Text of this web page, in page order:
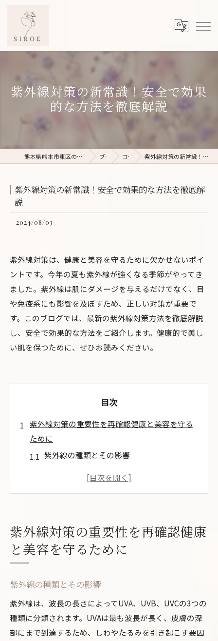
紫外線対策の新常識！安全で効果
的な方法を徹底解説
熊本県熊本市東区のフェイシャルエステならSIROE ブログ コラム 紫外線対策の新常識！安全で効果的な方法を徹底解説
紫外線対策の新常識！安全で効果的な方法を徹底解
説
2024/08/03
紫外線対策は、健康と美容を守るために欠かせないポイ
ントです。今年の夏も紫外線が強くなる季節がやってき
ました。紫外線は肌にダメージを与えるだけでなく、目
や免疫系にも影響を及ぼすため、正しい対策が重要で
す。このブログでは、最新の紫外線対策方法を徹底解説
し、安全で効果的な方法をご紹介します。健康的で美し
い肌を保つために、ぜひお読みください。
目次
紫外線対策の重要性を再確認健康と美容を守る
ために
紫外線の種類とその影響
肌と目に対する紫外線のダメージ
紫外線対策を怠るとどうなる？
日焼け止めの選び方と正しい塗り方で紫外線を
SPFとPAの違いを理解しよう
日焼け止めの種類と特性
日焼け止めの効果的な塗り方
日焼け止めの塗り直しのタイミング
紫外線対策の重要性を再確認健康
と美容を守るために
紫外線の種類とその影響
紫外線は、波長の長さによってUVA、UVB、UVCの3つの
種類に分類されます。UVAは最も波長が長く、皮膚の深
部にまで到達するため、しわやたるみを引き起こす要因